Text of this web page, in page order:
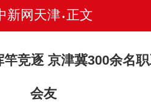
新网天津 • 正文
竞逐 京津冀300余名
会友